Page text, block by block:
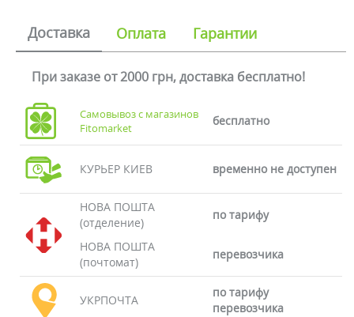
Доставка Оплата Гарантии
При заказе от 2000 грн, доставка бесплатно!
Самовывоз с магазинов
Fitomarket
бесплатно
КУРЬЕР КИЕВ временно не доступен
НОВА ПОШТА
(отделение)
по тарифу
НОВА ПОШТА
(почтомат)
перевозчика
УКРПОЧТА
по тарифу
перевозчика